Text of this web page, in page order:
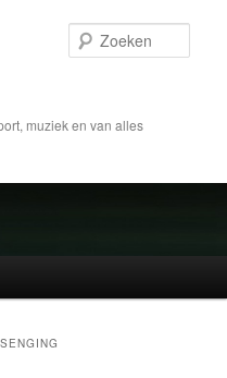
muziek en van alles